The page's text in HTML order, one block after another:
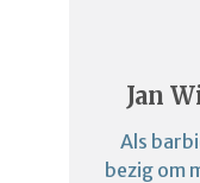
Jan
Als
bezig om